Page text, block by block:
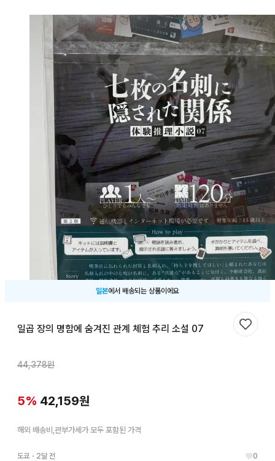
일본에서 배송되는 상품이에요
일곱 장의 명함에 숨겨진 관계 체험 추리 소설 07
44,378원
5% 42,159원
해외 배송비,관부가세가 모두 포함된 가격
도쿄・ 2달 전 0
찜하기